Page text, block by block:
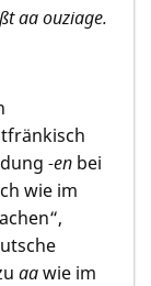
aa ouziage.
-en bei
wie im
aawie im